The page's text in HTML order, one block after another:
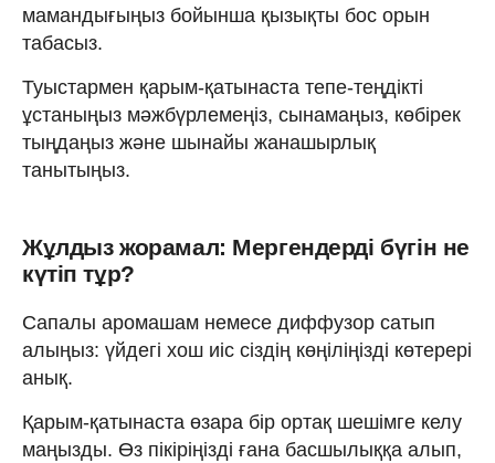
мамандығыңыз бойынша қызықты бос орын
табасыз.
Туыстармен қарым-қатынаста тепе-теңдікті
ұстаныңыз мәжбүрлемеңіз, сынамаңыз, көбірек
тыңдаңыз және шынайы жанашырлық
танытыңыз.
Жұлдыз жорамал: Мергендерді бүгін не
күтіп тұр?
Сапалы аромашам немесе диффузор сатып
алыңыз: үйдегі хош иіс сіздің көңіліңізді көтерері
анық.
Қарым-қатынаста өзара бір ортақ шешімге келу
маңызды. Өз пікіріңізді ғана басшылыққа алып,